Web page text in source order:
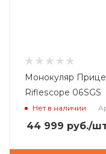
Монокуляр
Riflescope 06SGS
Нет в наличии
44 999 руб./